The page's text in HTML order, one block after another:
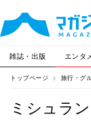
雑誌・出版 エンタ
トップページ 旅行・グ
ミシュラ